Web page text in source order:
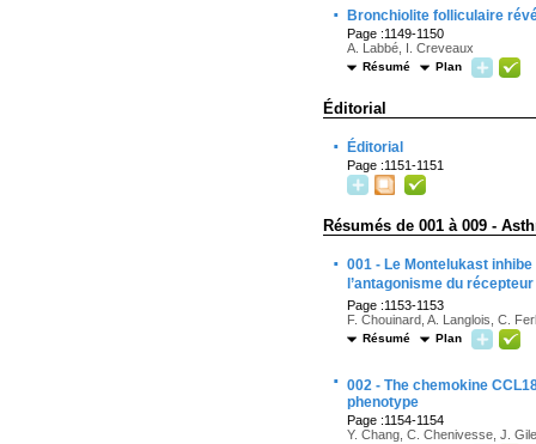
· Bronchiolite folliculaire
Page :1149-1150
A. Labbé, I. Creveaux
Résumé Plan
Éditorial
· Éditorial
Page :1151-1151
Résumés de 001 à 009 -
· 001 - Le Montelukast
l’antagonisme du
Page :1153-1153
F. Chouinard, A. Langlois, C.
Résumé Plan
· 002 - The chemokine
phenotype
Page :1154-1154
Y. Chang, C. Chenivesse, J.